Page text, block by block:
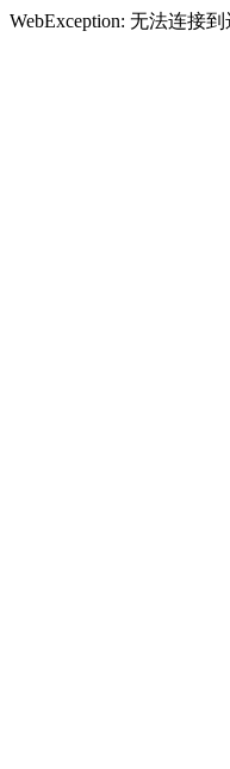
WebException: 无法连接